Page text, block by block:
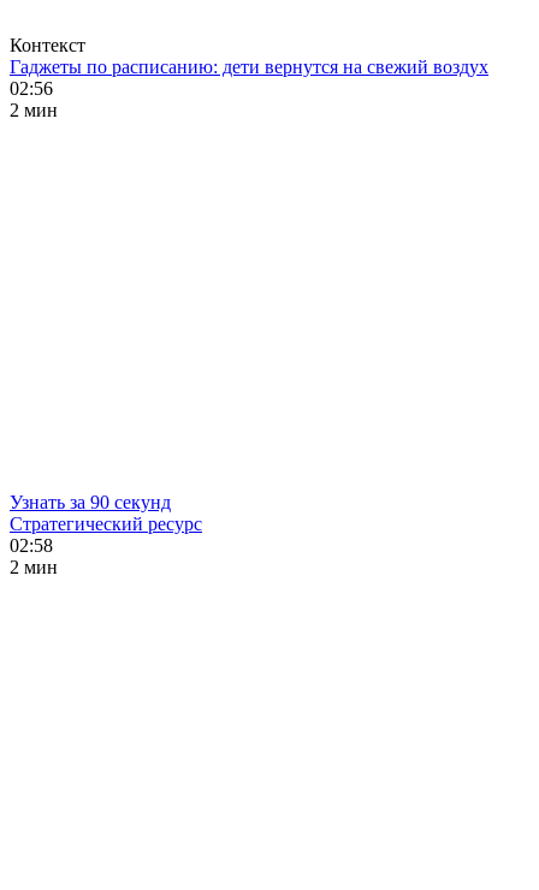
Контекст
Гаджеты по расписанию: дети вернутся на свежий воздух
02:56
2 мин
Узнать за 90 секунд
Стратегический ресурс
02:58
2 мин